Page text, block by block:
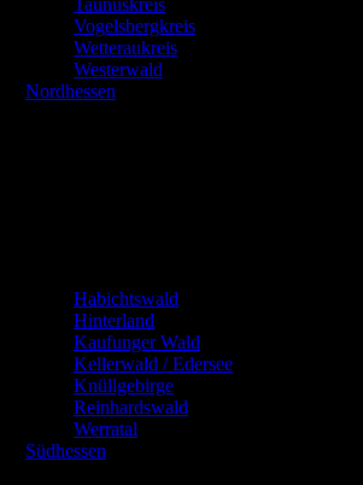
Taunuskreis
Vogelsbergkreis
Wetteraukreis
Westerwald
Nordhessen
Habichtswald
Hinterland
Kaufunger Wald
Kellerwald / Edersee
Knüllgebirge
Reinhardswald
Werratal
Südhessen